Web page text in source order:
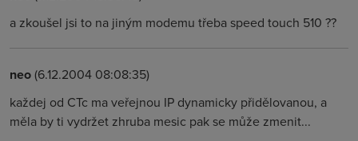
a zkoušel jsi to na jiným modemu třeba speed touch 510 ??
neo(6.12.2004 08:08:35)
každej od CTc ma veřejnou IP dynamicky přidělovanou, a
měla by ti vydržet zhruba mesic pak se může zmenit...